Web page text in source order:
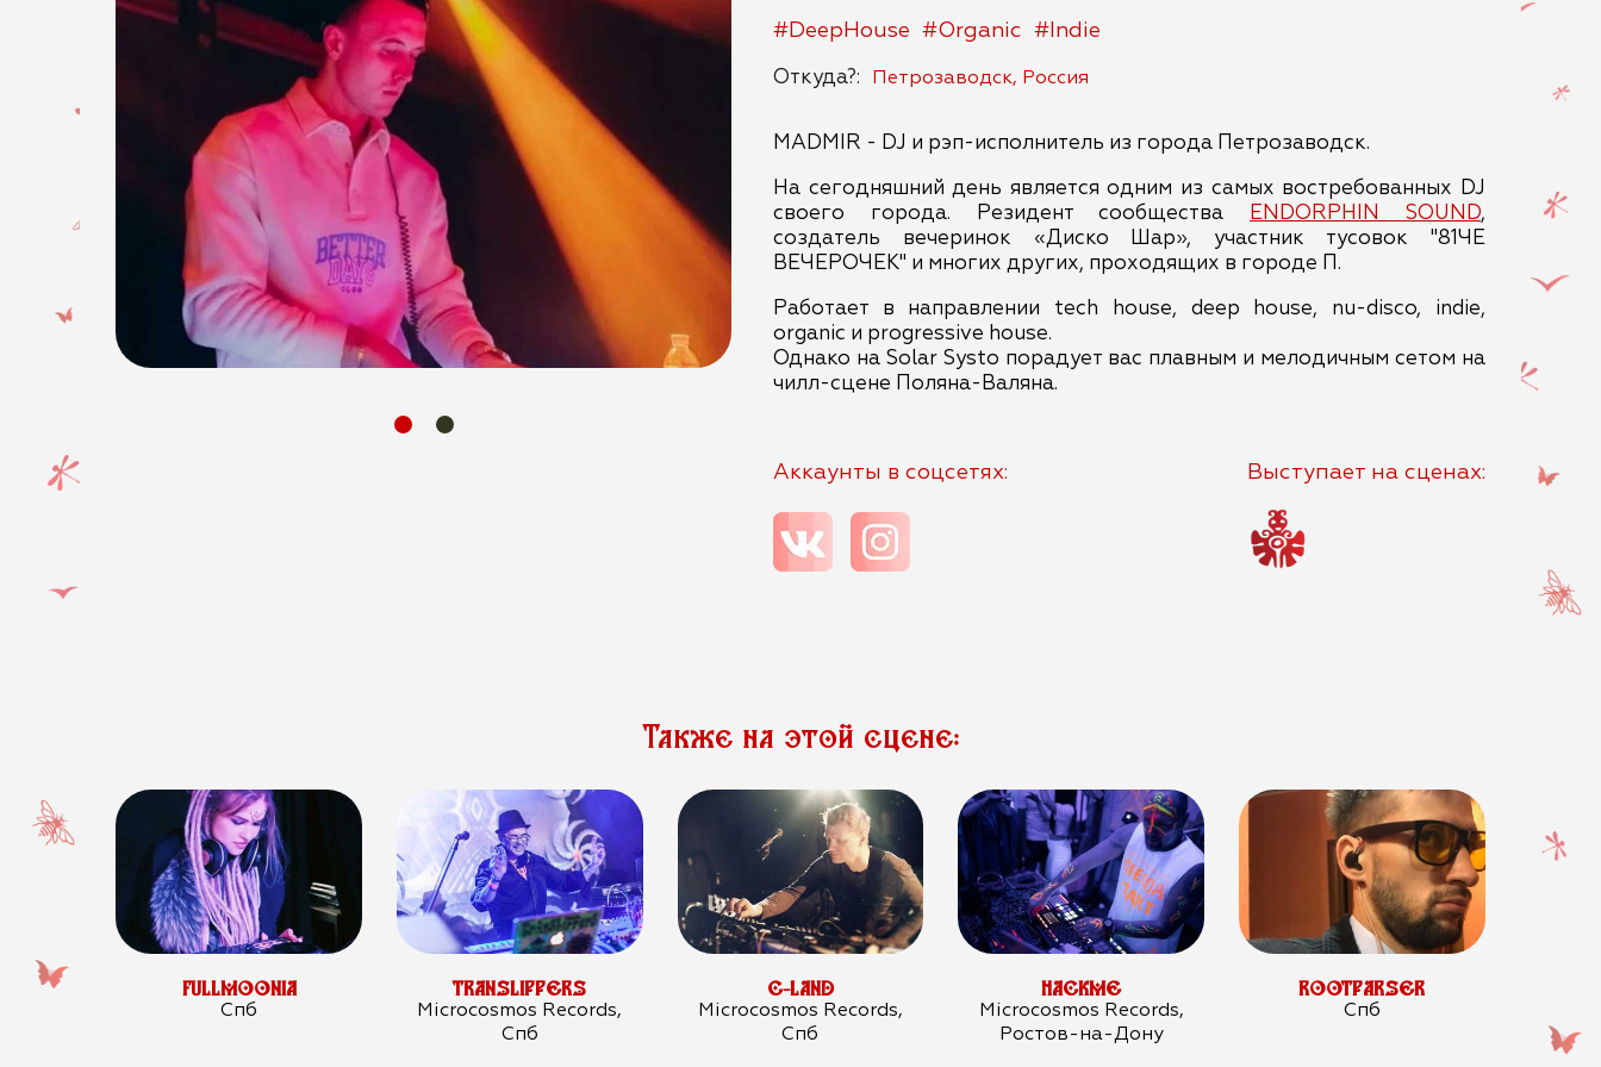
#DeepHouse #Organic #Indie
Откуда?: Петрозаводск, Россия
MADMIR - DJ и рэп-исполнитель из города Петрозаводск.
На сегодняшний день является одним из самых востребованных DJ
своего города. Резидент сообщества
ENDORPHIN SOUND,
создатель вечеринок «Диско Шар», участник тусовок "81ЧЕ
ВЕЧЕРОЧЕК" и многих других, проходящих в городе П.
Работает в направлении tech house, deep house, nu-disco, indie,
organic и progressive house.
Однако на Solar Systo порадует вас плавным и мелодичным сетом на
чилл-сцене Поляна-Валяна.
Аккаунты в соцсетях: Выступает на сценах:
Также на этой сцене:
FULLMOONIA
Спб
TRANSLIPPERS
Microcosmos Records,
Спб
C-LAND
Microcosmos Records,
Спб
HACKME
Microcosmos Records,
Ростов-на-Дону
ROOTPARSER
Спб